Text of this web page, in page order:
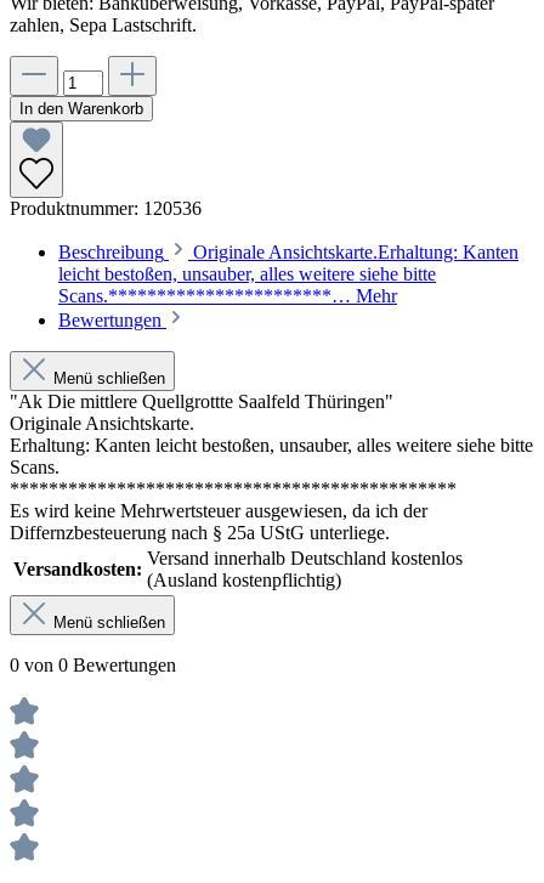
zahlen, Sepa Lastschrift.
In den Warenkorb
Produktnummer: 120536
Beschreibung
Originale Ansichtskarte.Erhaltung: Kanten
leicht bestoßen, unsauber, alles weitere siehe bitte
Scans.***********************… Mehr
Bewertungen
Menü schließen
"Ak Die mittlere Quellgrottte Saalfeld Thüringen"
Originale Ansichtskarte.
Erhaltung: Kanten leicht bestoßen, unsauber, alles weitere siehe bitte
Scans.
**********************************************
Es wird keine Mehrwertsteuer ausgewiesen, da ich der
Differnzbesteuerung nach § 25a UStG unterliege.
Versandkosten:
Versand innerhalb Deutschland kostenlos
(Ausland kostenpflichtig)
Menü schließen
0 von 0 Bewertungen